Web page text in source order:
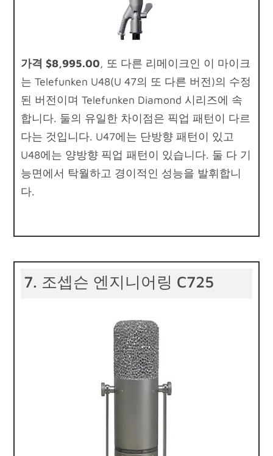
가격 $8,995.00, 또 다른 리메이크인 이 마이크
는 Telefunken U48(U 47의 또 다른 버전)의 수정
된 버전이며 Telefunken Diamond 시리즈에 속
합니다. 둘의 유일한 차이점은 픽업 패턴이 다르
다는 것입니다. U47에는 단방향 패턴이 있고
U48에는 양방향 픽업 패턴이 있습니다. 둘 다 기
능면에서 탁월하고 경이적인 성능을 발휘합니
다.
7. 조셉슨 엔지니어링 C725